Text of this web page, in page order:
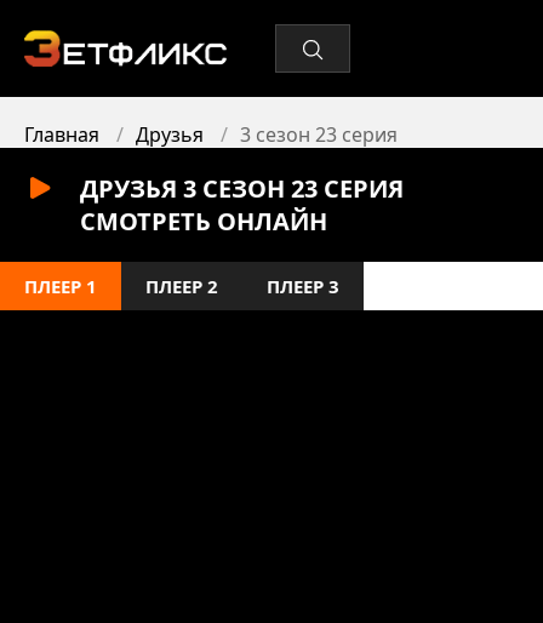
Главная Друзья 3 сезон 23 серия
ДРУЗЬЯ 3 СЕЗОН 23 СЕРИЯ
СМОТРЕТЬ ОНЛАЙН
ПЛЕЕР 1 ПЛЕЕР 2 ПЛЕЕР 3